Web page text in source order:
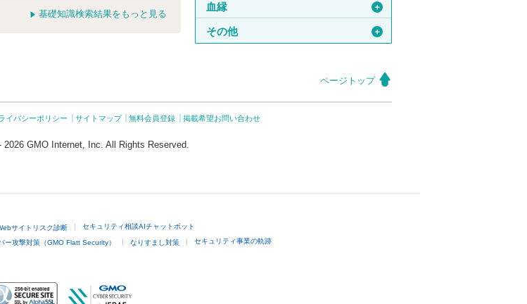
基礎知識検索結果をもっと見る
血縁 ＋
その他 ＋
ページトップ
イバシーポリシー サイトマップ 無料会員登録 掲載希望お問い合わせ
2026 GMO Internet, Inc. All Rights Reserved.
サイトリスク診断 セキュリティ相談AIチャットボット
ー攻撃対策（GMO Flatt Security） なりすまし対策 セキュリティ事業の軌跡